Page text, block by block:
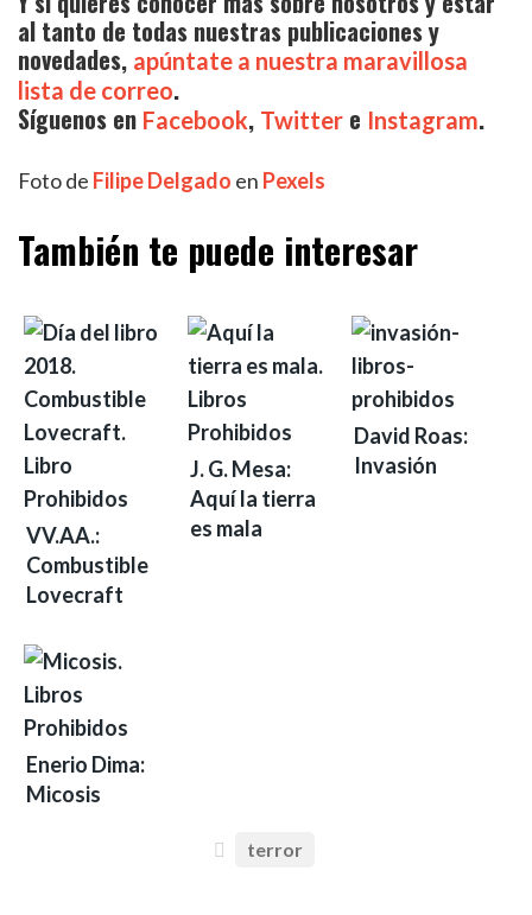
al tanto de todas nuestras publicaciones y
novedades, apúntate a nuestra maravillosa
lista de correo.
Síguenos en Facebook, Twitter e Instagram.
Foto de Filipe Delgado en Pexels
También te puede interesar
VV.AA.:
Combustible
Lovecraft
J. G. Mesa:
Aquí la tierra
es mala
David Roas:
Invasión
Enerio Dima:
Micosis
terror